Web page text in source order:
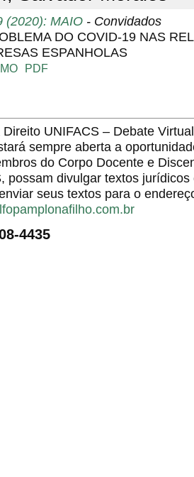
(2020): MAIO - Convidados
DO COVID-19 NAS
ESPANHOLAS
PDF
Direito UNIFACS – Debate
sempre aberta a
do Corpo Docente e
possam divulgar textos
seus textos para o
4435